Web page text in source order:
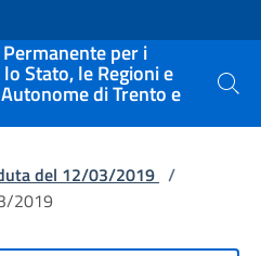
per i
Stato, le Regioni e
di Trento e Cerca
del 12/03/2019 /
2019